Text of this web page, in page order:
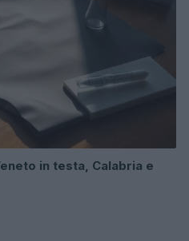
in testa, Calabria e